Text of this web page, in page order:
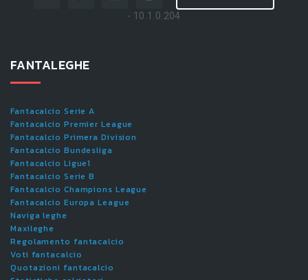
- 10.1.0.204
FANTALEGHE
Fantacalcio Serie A
Fantacalcio Premier League
Fantacalcio Primera Division
Fantacalcio Bundesliga
Fantacalcio Ligue1
Fantacalcio Serie B
Fantacalcio Champions League
Fantacalcio Europa League
Naviga leghe
Maxileghe
Regolamento fantacalcio
Voti fantacalcio
Quotazioni fantacalcio